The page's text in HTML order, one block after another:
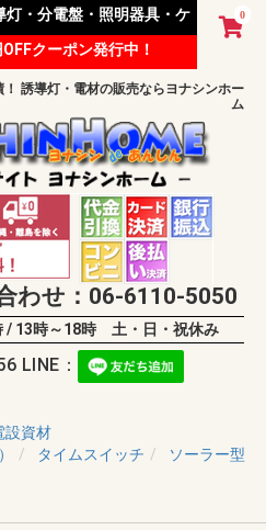
0
・分電盤・照明器具・ケ
り扱っています。
クーポン発行中！
誘導灯・電材の販売ならヨナシンホー
ム
わせ：06-6110-5050
/ 13時～18時 土・日・祝休み
LINE：
設資材
タイムスイッチ
ソーラー型